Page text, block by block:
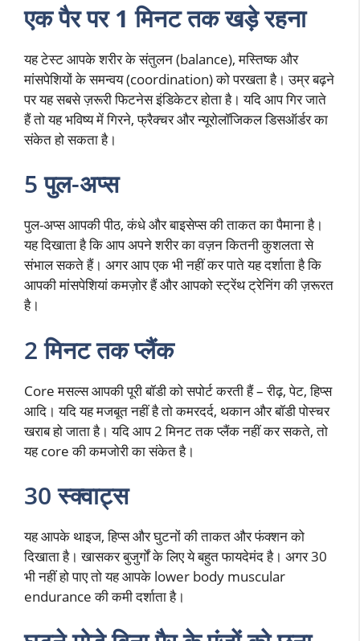
एक पैर पर 1 मिनट तक खड़े रहना
यह टेस्ट आपके शरीर के संतुलन (balance), मस्तिष्क और
मांसपेशियों के समन्वय (coordination) को परखता है। उम्र बढ़ने
पर यह सबसे ज़रूरी फिटनेस इंडिकेटर होता है। यदि आप गिर जाते
हैं तो यह भविष्य में गिरने, फ्रैक्चर और न्यूरोलॉजिकल डिसऑर्डर का
संकेत हो सकता है।
5 पुल-अप्स
पुल-अप्स आपकी पीठ, कंधे और बाइसेप्स की ताकत का पैमाना है।
यह दिखाता है कि आप अपने शरीर का वज़न कितनी कुशलता से
संभाल सकते हैं। अगर आप एक भी नहीं कर पाते यह दर्शाता है कि
आपकी मांसपेशियां कमज़ोर हैं और आपको स्ट्रेंथ ट्रेनिंग की ज़रूरत
है।
2 मिनट तक प्लैंक
Core मसल्स आपकी पूरी बॉडी को सपोर्ट करती हैं – रीढ़, पेट, हिप्स
आदि। यदि यह मजबूत नहीं है तो कमरदर्द, थकान और बॉडी पोस्चर
खराब हो जाता है। यदि आप 2 मिनट तक प्लैंक नहीं कर सकते, तो
यह core की कमजोरी का संकेत है।
30 स्क्वाट्स
यह आपके थाइज, हिप्स और घुटनों की ताकत और फंक्शन को
दिखाता है। खासकर बुजुर्गों के लिए ये बहुत फायदेमंद है। अगर 30
भी नहीं हो पाए तो यह आपके lower body muscular
endurance की कमी दर्शाता है।